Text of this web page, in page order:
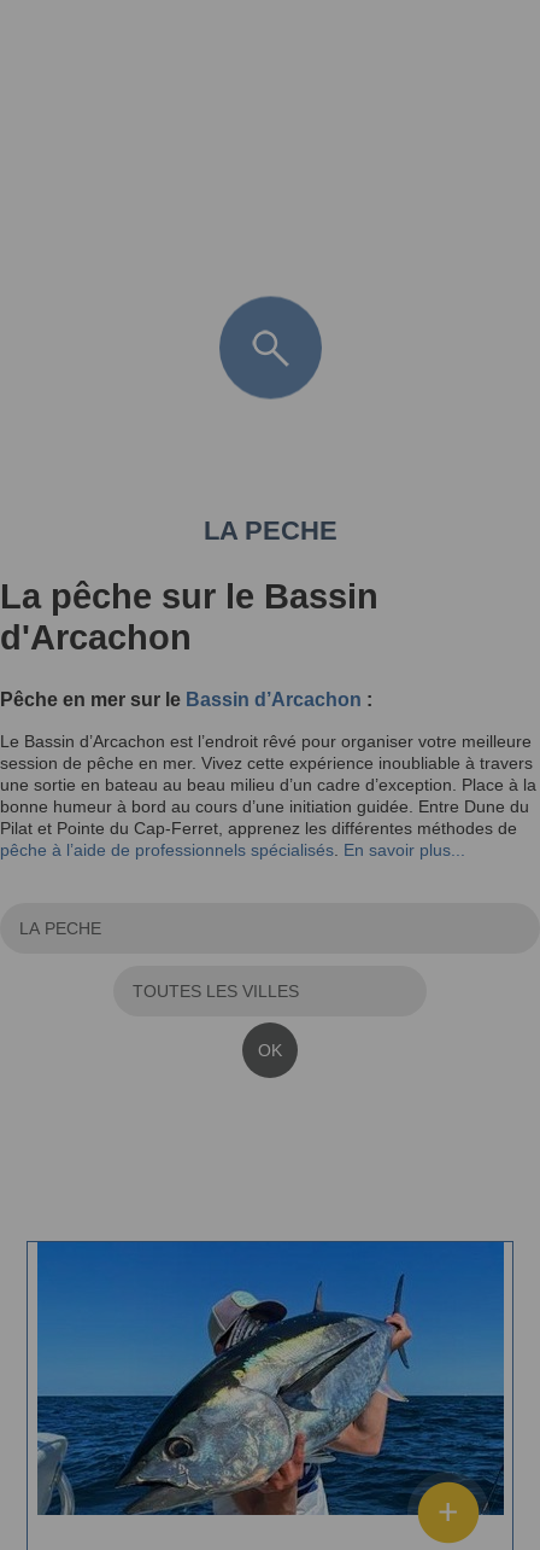
LA PECHE
La pêche sur le Bassin
d'Arcachon
Pêche en mer sur le Bassin d’Arcachon :
Le Bassin d’Arcachon est l’endroit rêvé pour organiser votre meilleure
session de pêche en mer. Vivez cette expérience inoubliable à travers
une sortie en bateau au beau milieu d’un cadre d’exception. Place à la
bonne humeur à bord au cours d’une initiation guidée. Entre Dune du
Pilat et Pointe du Cap-Ferret, apprenez les différentes méthodes de
pêche à l’aide de professionnels spécialisés En savoir plus...
OK